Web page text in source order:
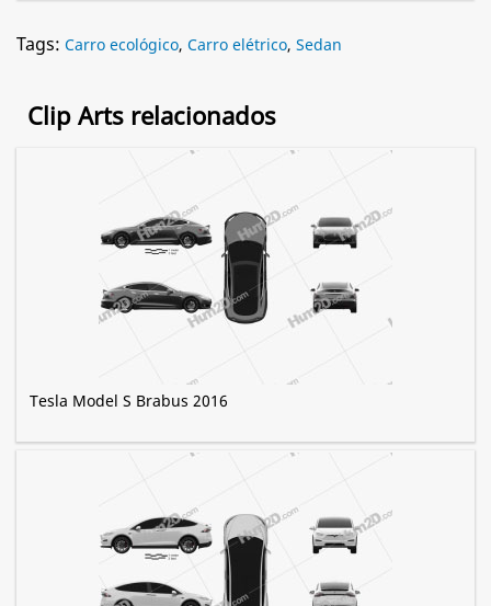
Tags: Carro ecológico, Carro elétrico, Sedan
Clip Arts relacionados
Tesla Model S Brabus 2016